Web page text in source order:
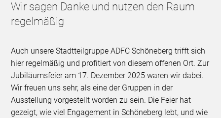
Wir sagen Danke und nutzen den Raum
regelmäßig
Auch unsere Stadtteilgruppe ADFC Schöneberg trifft sich
hier regelmäßig und profitiert von diesem offenen Ort. Zur
Jubiläumsfeier am 17. Dezember 2025 waren wir dabei.
Wir freuen uns sehr, als eine der Gruppen in der
Ausstellung vorgestellt worden zu sein. Die Feier hat
gezeigt, wie viel Engagement in Schöneberg lebt, und wie